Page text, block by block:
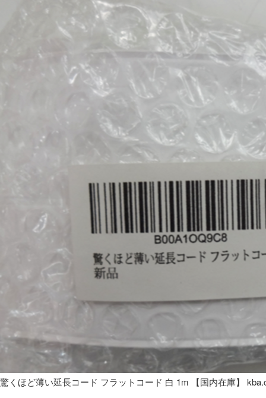
驚くほど薄い延長コード フラットコード 白 1m 【国内在庫】